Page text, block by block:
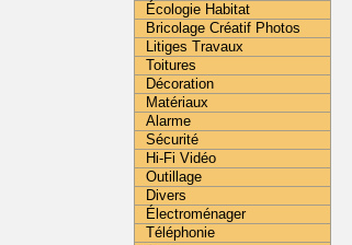
Écologie Habitat
Bricolage Créatif Photos
Litiges Travaux
Toitures
Décoration
Matériaux
Alarme
Sécurité
Hi-Fi Vidéo
Outillage
Divers
Électroménager
Téléphonie